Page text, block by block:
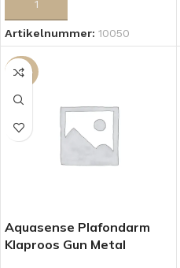
Artikelnummer: 10050
-50%
Aquasense Plafondarm
Klaproos Gun Metal